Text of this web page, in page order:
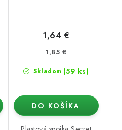
Skladom (59 ks)
1,64 €
1,85 €
DO KOŠÍKA